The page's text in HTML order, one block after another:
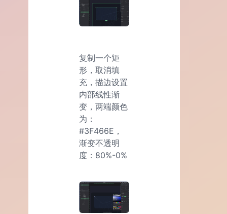
复制一个矩
形，取消填
充，描边设置
内部线性渐
变，两端颜色
为：
#3F466E，
渐变不透明
度：80%-0%